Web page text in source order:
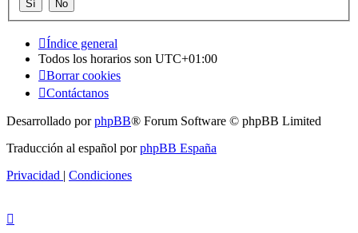
Índice general
Todos los horarios son UTC+01:00
Borrar cookies
Contáctanos
Desarrollado porphpBB® Forum Software © phpBB Limited
Traducción al español porphpBB España
Privacidad | Condiciones